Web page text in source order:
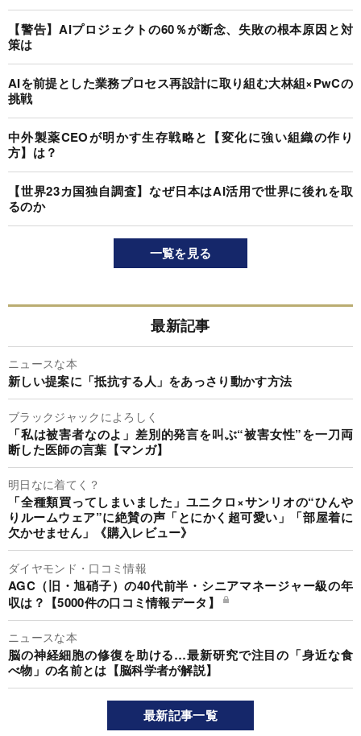
【警告】AIプロジェクトの60％が断念、失敗の根本原因と対
策は
AIを前提とした業務プロセス再設計に取り組む大林組×PwCの
挑戦
中外製薬CEOが明かす生存戦略と【変化に強い組織の作り
方】は？
【世界23カ国独自調査】なぜ日本はAI活用で世界に後れを取
るのか
一覧を見る
最新記事
ニュースな本
新しい提案に「抵抗する人」をあっさり動かす方法
ブラックジャックによろしく
「私は被害者なのよ」差別的発言を叫ぶ“被害女性”を一刀両
断した医師の言葉【マンガ】
明日なに着てく？
「全種類買ってしまいました」ユニクロ×サンリオの“ひんや
りルームウェア”に絶賛の声「とにかく超可愛い」「部屋着に
欠かせません」《購入レビュー》
ダイヤモンド・口コミ情報
AGC（旧・旭硝子）の40代前半・シニアマネージャー級の年
収は？【5000件の口コミ情報データ】
ニュースな本
脳の神経細胞の修復を助ける…最新研究で注目の「身近な食
べ物」の名前とは【脳科学者が解説】
最新記事一覧